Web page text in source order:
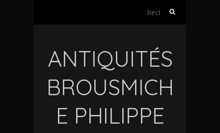
Rechercher :
ANTIQUITÉS
BROUSMICH
E PHILIPPE